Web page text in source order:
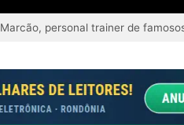
Marcão, personal trainer de